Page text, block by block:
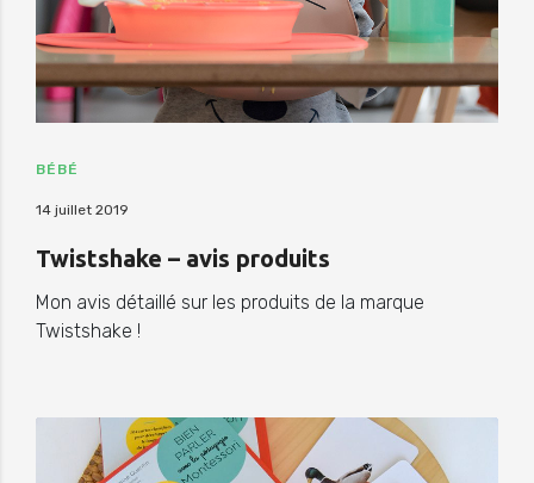
BÉBÉ
14 juillet 2019
Twistshake – avis produits
Mon avis détaillé sur les produits de la marque
Twistshake !